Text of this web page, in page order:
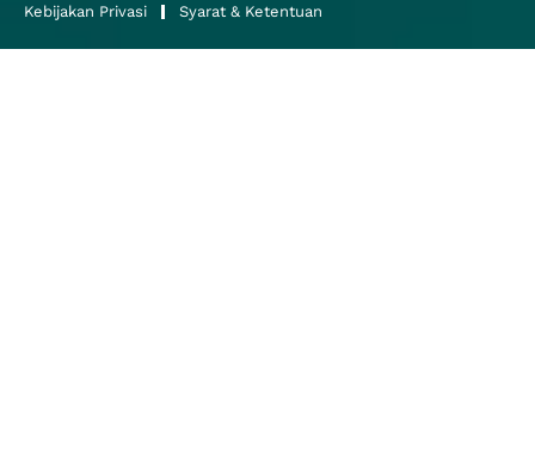
Kebijakan Privasi Syarat & Ketentuan